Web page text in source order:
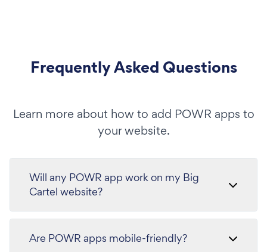
Frequently Asked Questions
Learn more about how to add POWR apps to
your website.
Will any POWR app work on my Big
Cartel website?
Are POWR apps mobile-friendly?